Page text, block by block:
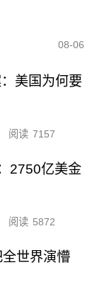
08-06
美国为何要
阅读 7157
2750亿美金
阅读 5872
全世界演懵